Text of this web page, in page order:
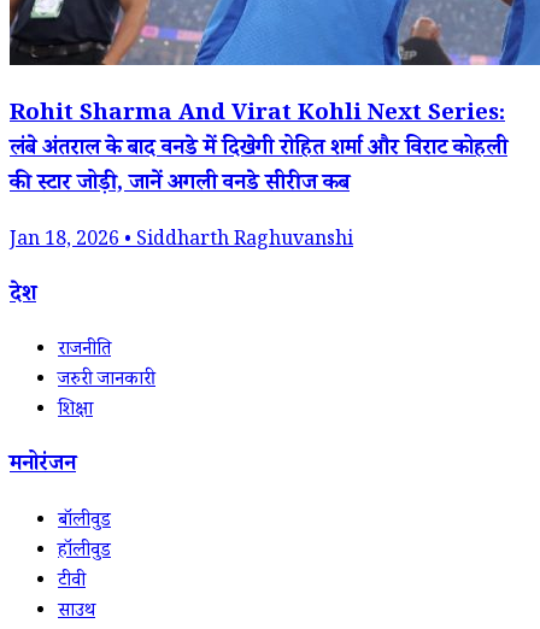
Rohit Sharma And Virat Kohli Next Series:
लंबे अंतराल के बाद वनडे में दिखेगी रोहित शर्मा और विराट कोहली
की स्टार जोड़ी, जानें अगली वनडे सीरीज कब
Jan 18, 2026 • Siddharth Raghuvanshi
देश
राजनीति
जरुरी जानकारी
शिक्षा
मनोरंजन
बॉलीवुड
हॉलीवुड
टीवी
साउथ